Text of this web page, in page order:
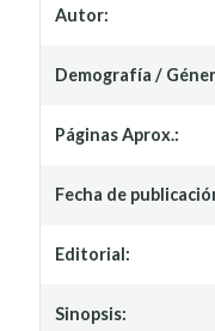
Autor:
Demografía /
Páginas Aprox.:
Fecha de
Editorial:
Sinopsis: